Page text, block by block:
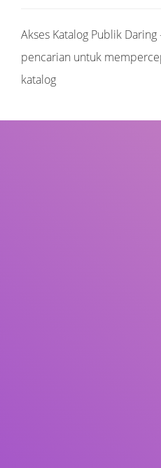
Akses Katalog Publik
pencarian untuk
katalog